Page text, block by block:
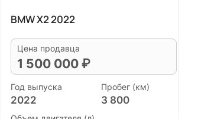
BMW X2 2022
Цена продавца
1 500 000 ₽
Год выпуска
2022
Пробег (км)
3 800